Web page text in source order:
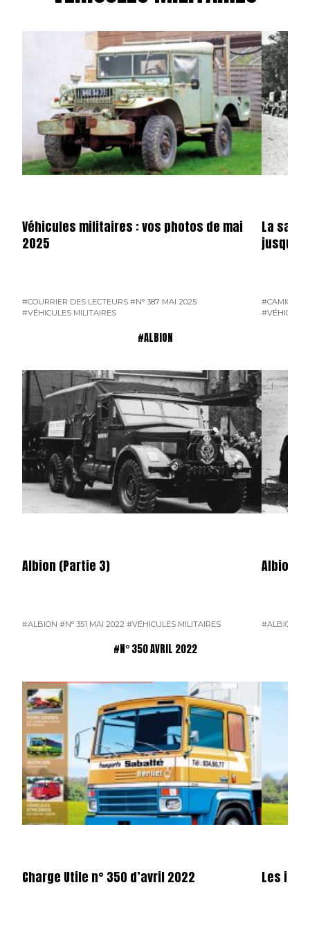
Véhicules militaires : vos photos de mai
2025
#COURRIER DES LECTEURS #N° 387 MAI 2025
#VÉHICULES MILITAIRES
La
#CAMION
#ALBION
Albion (Partie 3)
#ALBION #N° 351 MAI 2022 #VÉHICULES MILITAIRES
Albion
#ALBION
#N° 350 AVRIL 2022
Charge Utile n° 350 d’avril 2022 Les